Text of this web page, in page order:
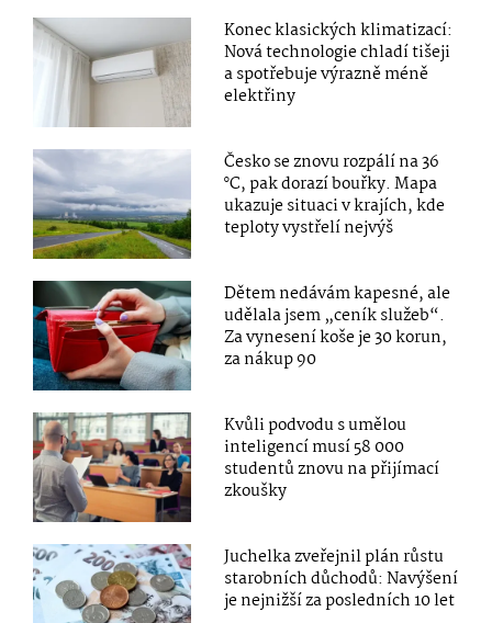
Konec klasických klimatizací:
Nová technologie chladí tišeji
a spotřebuje výrazně méně
elektřiny
Česko se znovu rozpálí na 36
°C, pak dorazí bouřky. Mapa
ukazuje situaci v krajích, kde
teploty vystřelí nejvýš
Dětem nedávám kapesné, ale
udělala jsem „ceník služeb“.
Za vynesení koše je 30 korun,
za nákup 90
Kvůli podvodu s umělou
inteligencí musí 58 000
studentů znovu na přijímací
zkoušky
Juchelka zveřejnil plán růstu
starobních důchodů: Navýšení
je nejnižší za posledních 10 let